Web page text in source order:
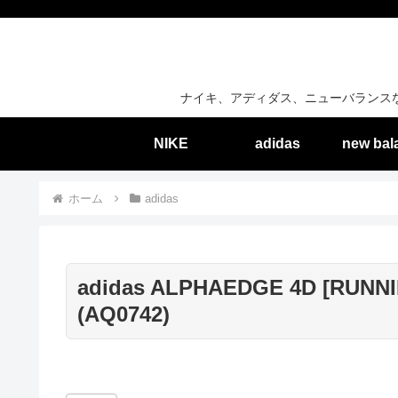
ナイキ、アディダス、ニューバラン
NIKE adidas new
ホーム adidas
adidas ALPHAEDGE 4D
(AQ0742)